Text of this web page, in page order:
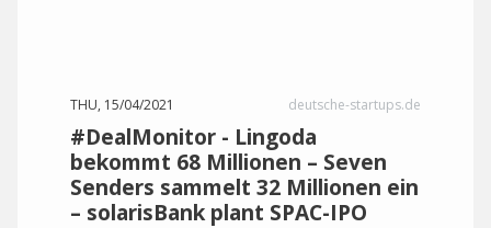
THU, 15/04/2021 deutsche-startups.de
#DealMonitor - Lingoda
bekommt 68 Millionen – Seven
Senders sammelt 32 Millionen ein
– solarisBank plant SPAC-IPO